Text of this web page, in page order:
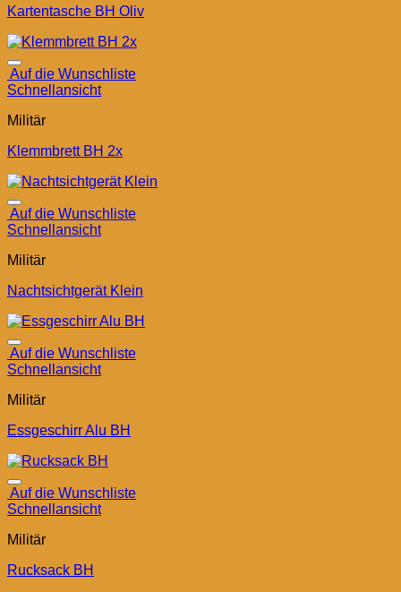
Kartentasche BH Oliv
Auf die Wunschliste
Schnellansicht
Militär
Klemmbrett BH 2x
Auf die Wunschliste
Schnellansicht
Militär
Nachtsichtgerät Klein
Auf die Wunschliste
Schnellansicht
Militär
Essgeschirr Alu BH
Auf die Wunschliste
Schnellansicht
Militär
Rucksack BH